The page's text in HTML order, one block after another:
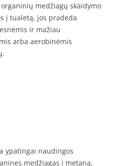
medžiagų skaidymo
į tualetą, jos pradeda
ir mažiau
arba aerobinėmis
ypatingai naudingos
medžiagas į metaną,